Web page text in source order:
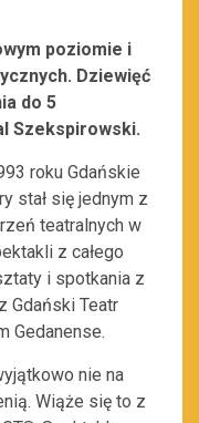
poziomie i
Dziewięć
do 5
Szekspirowski.
roku Gdańskie
stał się jednym z
teatralnych w
z całego
i spotkania z
Gdański Teatr
Gedanense.
nie na
Wiąże się to z